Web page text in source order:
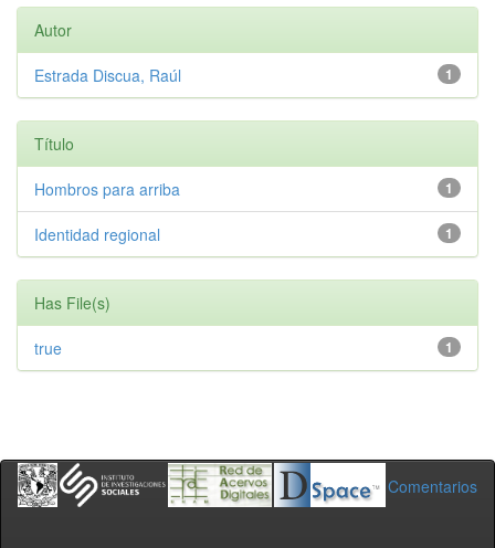
Autor
1
Estrada Discua, Raúl
Título
1
Hombros para arriba
1
Identidad regional
Has File(s)
1
true
Comentarios